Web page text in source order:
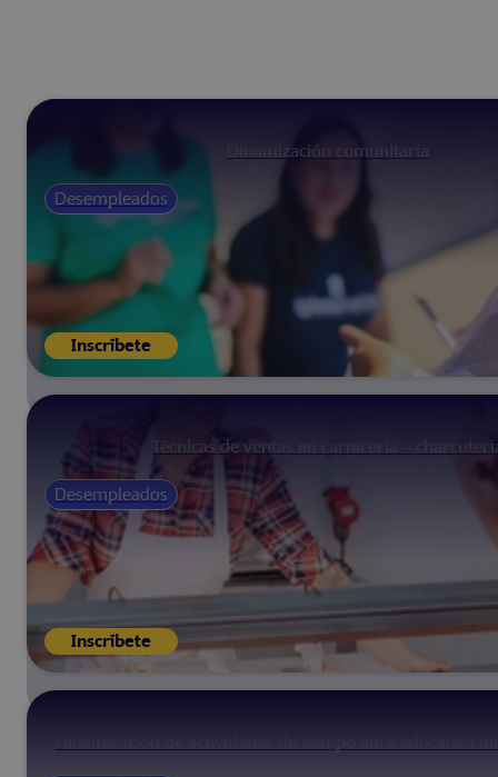
Dinamización comunitaria
Desempleados
Inscríbete
Técnicas de ventas en carnicería –
Desempleados
Inscríbete